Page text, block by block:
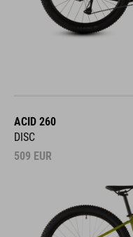
ACID 260
DISC
509 EUR